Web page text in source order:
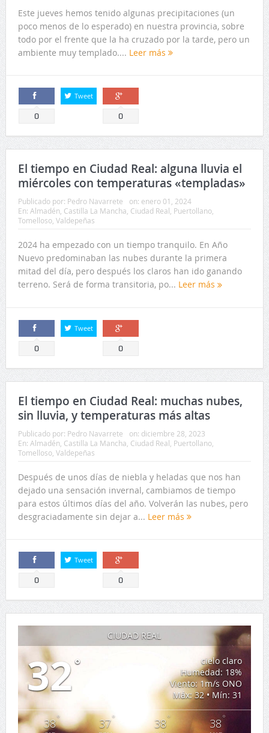
Este jueves hemos tenido algunas precipitaciones (un
poco menos de lo esperado) en nuestra provincia, sobre
todo por el frente que la ha cruzado por la tarde, pero un
ambiente muy templado.... Leer más
Comparte
0
Tweet
Comparte
0
El tiempo en Ciudad Real: alguna lluvia el
miércoles con temperaturas «templadas»
Publicado por: Pedro Navarrete on: enero 01, 2024
En: Almadén, Castilla La Mancha, Ciudad Real, Puertollano,
Tomelloso, Valdepeñas
2024 ha empezado con un tiempo tranquilo. En Año
Nuevo predominaban las nubes durante la primera
mitad del día, pero después los claros han ido ganando
terreno. Será de forma transitoria, po... Leer más
Comparte
0
Tweet
Comparte
0
El tiempo en Ciudad Real: muchas nubes,
sin lluvia, y temperaturas más altas
Publicado por: Pedro Navarrete on: diciembre 28, 2023
En: Almadén Castilla La Mancha Ciudad Real Puertollano,
Tomelloso, Valdepeñas
Después de unos días de niebla y heladas que nos han
dejado una sensación invernal, cambiamos de tiempo
para estos últimos días del año. Volverán las nubes, pero
desgraciadamente sin dejar a... Leer más
Comparte
0
Tweet
Comparte
0
CIUDAD REAL
32°
cielo claro
Humedad: 18%
Viento: 1m/s ONO
Máx: 32 • Mín: 31
38° 37° 38° 38 °